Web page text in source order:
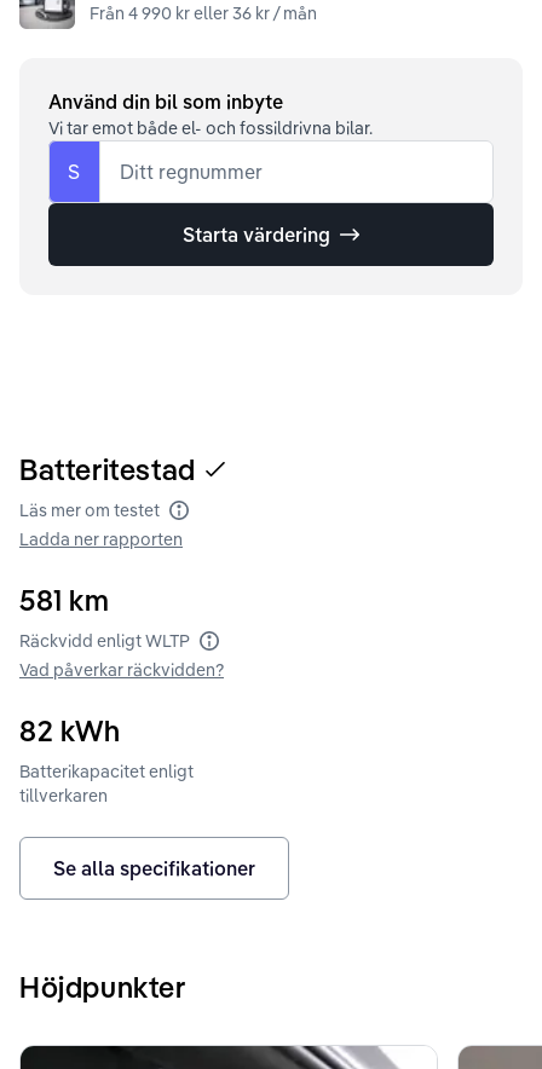
Från 4 990 kr eller 36 kr / mån
Använd din bil som inbyte
Vi tar emot både el- och fossildrivna bilar.
S Ditt regnummer
Starta värdering
Batteritestad
Läs mer om testet Batteritest
Ladda ner rapporten
581 km
Räckvidd enligt WLTP Räckvidd enligt WLTP
Vad påverkar räckvidden?
82 kWh
Batterikapacitet enligt
tillverkaren
Se alla specifikationer
Höjdpunkter